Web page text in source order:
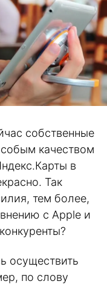
собственные
качеством
в
Так
тем более,
с Apple и
осуществить
по слову